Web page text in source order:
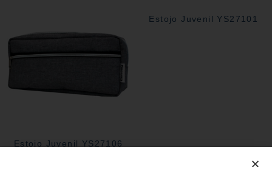
Estojo Juvenil YS27106
Estojo Juvenil YS27101